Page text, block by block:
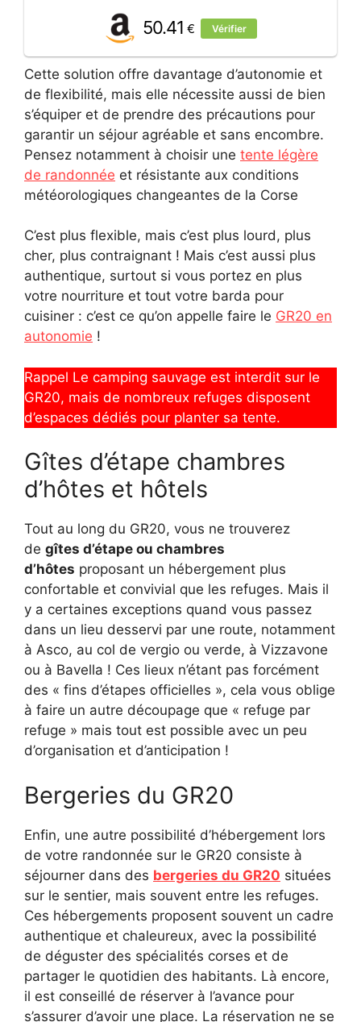
50.41€ Vérifier
Cette solution offre davantage d’autonomie et
de flexibilité, mais elle nécessite aussi de bien
s’équiper et de prendre des précautions pour
garantir un séjour agréable et sans encombre.
Pensez notamment à choisir une tente légère
de randonnée et résistante aux conditions
météorologiques changeantes de la Corse
C’est plus flexible, mais c’est plus lourd, plus
cher, plus contraignant ! Mais c’est aussi plus
authentique, surtout si vous portez en plus
votre nourriture et tout votre barda pour
cuisiner : c’est ce qu’on appelle faire le GR20 en
autonomie !
Rappel Le camping sauvage est interdit sur le
GR20, mais de nombreux refuges disposent
d’espaces dédiés pour planter sa tente.
Gîtes d’étape chambres
d’hôtes et hôtels
Tout au long du GR20, vous ne trouverez
de gîtes d’étape ou chambres
d’hôtes proposant un hébergement plus
confortable et convivial que les refuges. Mais il
y a certaines exceptions quand vous passez
dans un lieu desservi par une route, notamment
à Asco, au col de vergio ou verde, à Vizzavone
ou à Bavella ! Ces lieux n’étant pas forcément
des « fins d’étapes officielles », cela vous oblige
à faire un autre découpage que « refuge par
refuge » mais tout est possible avec un peu
d’organisation et d’anticipation !
Bergeries du GR20
Enfin, une autre possibilité d’hébergement lors
de votre randonnée sur le GR20 consiste à
séjourner dans des bergeries du GR20 situées
sur le sentier, mais souvent entre les refuges.
Ces hébergements proposent souvent un cadre
authentique et chaleureux, avec la possibilité
de déguster des spécialités corses et de
partager le quotidien des habitants. Là encore,
il est conseillé de réserver à l’avance pour
s’assurer d’avoir une place. La réservation ne se